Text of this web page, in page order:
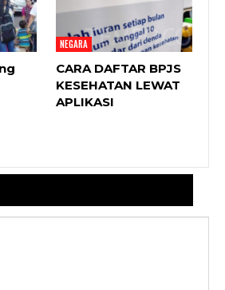
NEGARA
CARA DAFTAR BPJS
KESEHATAN LEWAT
APLIKASI
will not be published.